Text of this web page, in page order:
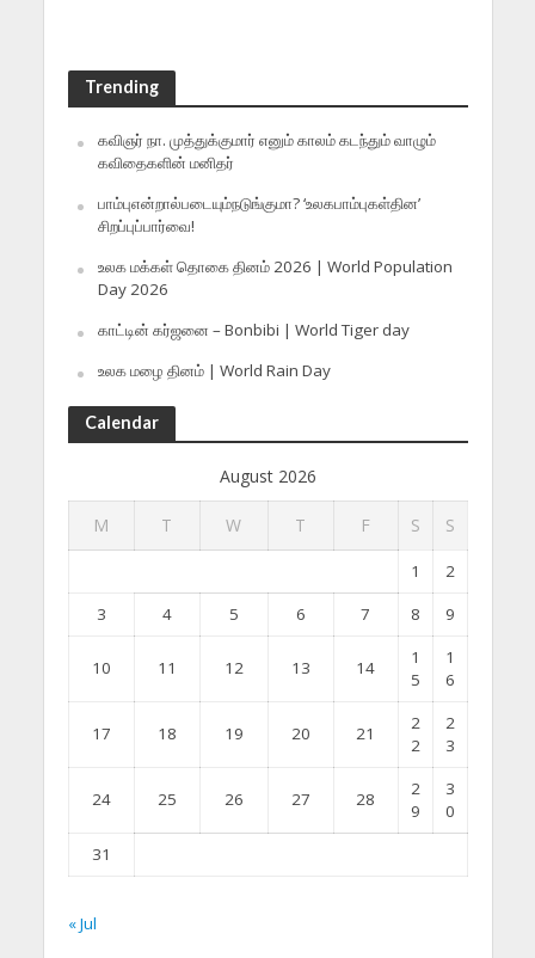
Trending
கவிஞர் நா. முத்துக்குமார் எனும் காலம் கடந்தும் வாழும்
கவிதைகளின் மனிதர்
பாம்புஎன்றால்படையும்நடுங்குமா? ‘உலகபாம்புகள்தின’
சிறப்புப்பார்வை!
உலக மக்கள் தொகை தினம் 2026 | World Population
Day 2026
காட்டின் கர்ஜனை – Bonbibi | World Tiger day
உலக மழை தினம் | World Rain Day
Calendar
August 2026
M T W T F S S
1
2
3
4 5 6 7 8 9
10 11 12 13 14
1
5
1
6
17 18 19 20 21
2
2
2
3
24 25 26 27 28
2
9
3
0
31
« Jul